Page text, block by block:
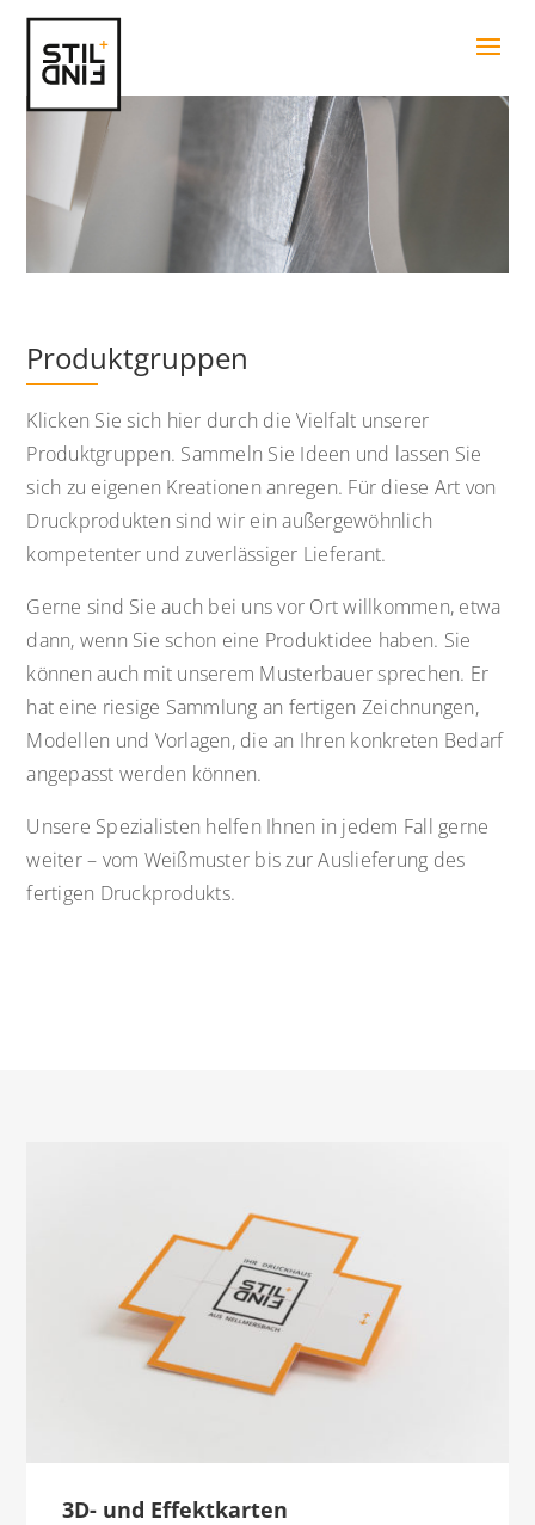
Produktgruppen
Klicken Sie sich hier durch die Vielfalt unserer
Produktgruppen. Sammeln Sie Ideen und lassen Sie
sich zu eigenen Kreationen anregen. Für diese Art von
Druckprodukten sind wir ein außergewöhnlich
kompetenter und zuverlässiger Lieferant.
Gerne sind Sie auch bei uns vor Ort willkommen, etwa
dann, wenn Sie schon eine Produktidee haben. Sie
können auch mit unserem Musterbauer sprechen. Er
hat eine riesige Sammlung an fertigen Zeichnungen,
Modellen und Vorlagen, die an Ihren konkreten Bedarf
angepasst werden können.
Unsere Spezialisten helfen Ihnen in jedem Fall gerne
weiter – vom Weißmuster bis zur Auslieferung des
fertigen Druckprodukts.
3D- und Effektkarten